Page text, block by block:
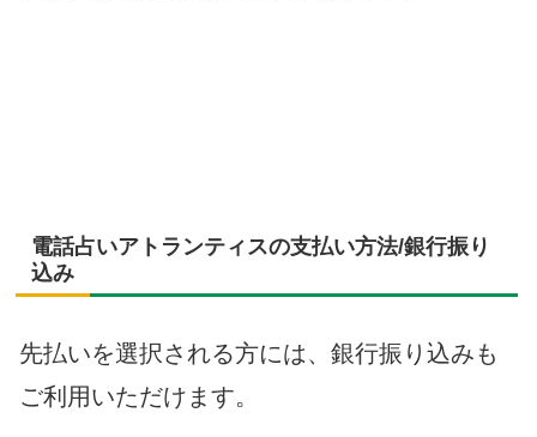
電話占いアトランティスの支払い方法/銀行振り
込み
先払いを選択される方には、銀行振り込みも
ご利用いただけます。